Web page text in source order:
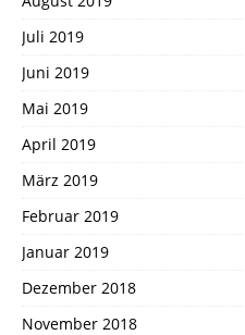
Juli 2019
Juni 2019
Mai 2019
April 2019
März 2019
Februar 2019
Januar 2019
Dezember 2018
November 2018